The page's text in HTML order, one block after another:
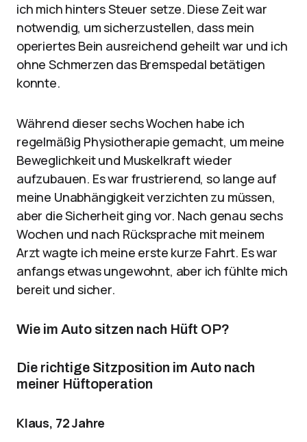
ich mich hinters Steuer setze. Diese Zeit war
notwendig, um sicherzustellen, dass mein
operiertes Bein ausreichend geheilt war und ich
ohne Schmerzen das Bremspedal betätigen
konnte.
Während dieser sechs Wochen habe ich
regelmäßig Physiotherapie gemacht, um meine
Beweglichkeit und Muskelkraft wieder
aufzubauen. Es war frustrierend, so lange auf
meine Unabhängigkeit verzichten zu müssen,
aber die Sicherheit ging vor. Nach genau sechs
Wochen und nach Rücksprache mit meinem
Arzt wagte ich meine erste kurze Fahrt. Es war
anfangs etwas ungewohnt, aber ich fühlte mich
bereit und sicher.
Wie im Auto sitzen nach Hüft OP?
Die richtige Sitzposition im Auto nach
meiner Hüftoperation
Klaus, 72 Jahre